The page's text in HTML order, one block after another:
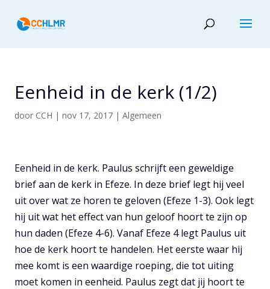
Eenheid in de kerk (1/2)
door CCH | nov 17, 2017 | Algemeen
Eenheid in de kerk. Paulus schrijft een geweldige
brief aan de kerk in Efeze. In deze brief legt hij veel
uit over wat ze horen te geloven (Efeze 1-3). Ook legt
hij uit wat het effect van hun geloof hoort te zijn op
hun daden (Efeze 4-6). Vanaf Efeze 4 legt Paulus uit
hoe de kerk hoort te handelen. Het eerste waar hij
mee komt is een waardige roeping, die tot uiting
moet komen in eenheid. Paulus zegt dat jij hoort te